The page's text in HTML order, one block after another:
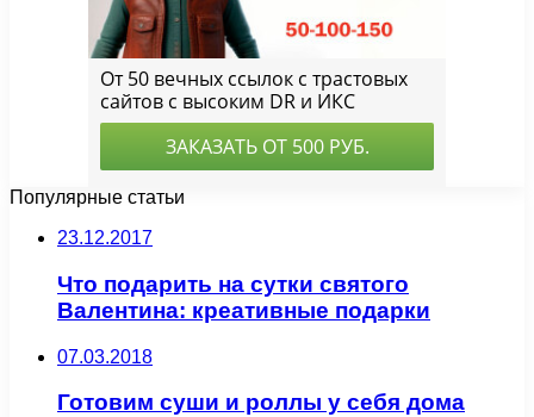
Популярные статьи
23.12.2017
Что подарить на сутки святого
Валентина: креативные подарки
07.03.2018
Готовим суши и роллы у себя дома